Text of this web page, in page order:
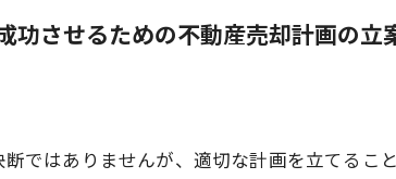
功させるための不動産売却計画の立
ではありませんが、適切な計画を立てる